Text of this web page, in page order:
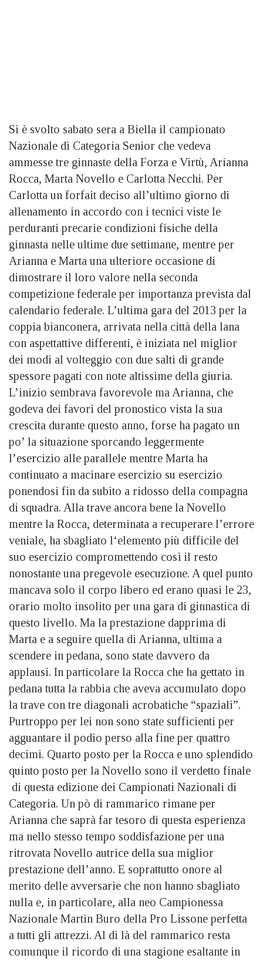
Si è svolto sabato sera a Biella il campionato
Nazionale di Categoria Senior che vedeva
ammesse tre ginnaste della Forza e Virtù, Arianna
Rocca, Marta Novello e Carlotta Necchi. Per
Carlotta un forfait deciso all’ultimo giorno di
allenamento in accordo con i tecnici viste le
perduranti precarie condizioni fisiche della
ginnasta nelle ultime due settimane, mentre per
Arianna e Marta una ulteriore occasione di
dimostrare il loro valore nella seconda
competizione federale per importanza prevista dal
calendario federale. L’ultima gara del 2013 per la
coppia bianconera, arrivata nella città della lana
con aspettattive differenti, è iniziata nel miglior
dei modi al volteggio con due salti di grande
spessore pagati con note altissime della giuria.
L’inizio sembrava favorevole ma Arianna, che
godeva dei favori del pronostico vista la sua
crescita durante questo anno, forse ha pagato un
po’ la situazione sporcando leggermente
l’esercizio alle parallele mentre Marta ha
continuato a macinare esercizio su esercizio
ponendosi fin da subito a ridosso della compagna
di squadra. Alla trave ancora bene la Novello
mentre la Rocca, determinata a recuperare l’errore
veniale, ha sbagliato l‘elemento più difficile del
suo esercizio compromettendo così il resto
nonostante una pregevole esecuzione. A quel punto
mancava solo il corpo libero ed erano quasi le 23,
orario molto insolito per una gara di ginnastica di
questo livello. Ma la prestazione dapprima di
Marta e a seguire quella di Arianna, ultima a
scendere in pedana, sono state davvero da
applausi. In particolare la Rocca che ha gettato in
pedana tutta la rabbia che aveva accumulato dopo
la trave con tre diagonali acrobatiche “spaziali”.
Purtroppo per lei non sono state sufficienti per
agguantare il podio perso alla fine per quattro
decimi. Quarto posto per la Rocca e uno splendido
quinto posto per la Novello sono il verdetto finale
di questa edizione dei Campionati Nazionali di
Categoria. Un pò di rammarico rimane per
Arianna che saprà far tesoro di questa esperienza
ma nello stesso tempo soddisfazione per una
ritrovata Novello autrice della sua miglior
prestazione dell’anno. E soprattutto onore al
merito delle avversarie che non hanno sbagliato
nulla e, in particolare, alla neo Campionessa
Nazionale Martin Buro della Pro Lissone perfetta
a tutti gli attrezzi. Al di là del rammarico resta
comunque il ricordo di una stagione esaltante in